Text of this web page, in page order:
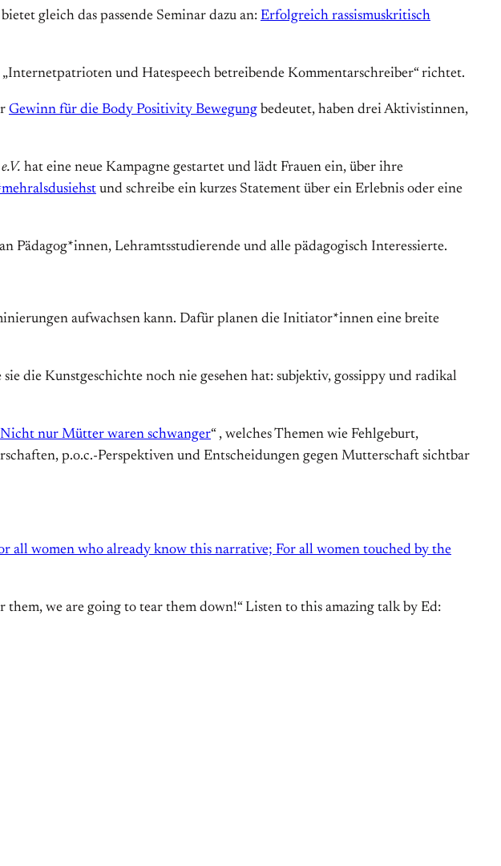
gleich das passende Seminar dazu an: Erfolgreich rassismuskritisch
„Internetpatrioten und Hatespeech betreibende Kommentarschreiber“ richtet.
Gewinn für die Body Positivity Bewegung bedeutet, haben drei Aktivistinnen,
hat eine neue Kampagne gestartet und lädt Frauen ein, über ihre
mehralsdusiehst und schreibe ein kurzes Statement über ein Erlebnis oder eine
Pädagog*innen, Lehramtsstudierende und alle pädagogisch Interessierte.
aufwachsen kann. Dafür planen die Initiator*innen eine breite
die Kunstgeschichte noch nie gesehen hat: subjektiv, gossippy und radikal
Nicht nur Mütter waren schwanger“ , welches Themen wie Fehlgeburt,
p.o.c.-Perspektiven und Entscheidungen gegen Mutterschaft sichtbar
all women who already know this narrative; For all women touched by the
them, we are going to tear them down!“ Listen to this amazing talk by Ed: